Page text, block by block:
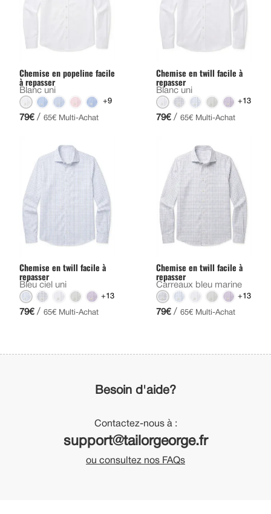
Chemise en popeline facile
à repasser
Blanc uni
+9
79€ / 65€ Multi-Achat
Chemise en twill facile à
repasser
Blanc uni
+13
79€ / 65€ Multi-Achat
Chemise en twill facile à
repasser
Bleu ciel uni
+13
79€ / 65€ Multi-Achat
Chemise en twill facile à
repasser
Carreaux bleu marine
+13
79€ / 65€ Multi-Achat
Besoin d'aide?
Contactez-nous à :
support@tailorgeorge.fr
ou consultez nos FAQs